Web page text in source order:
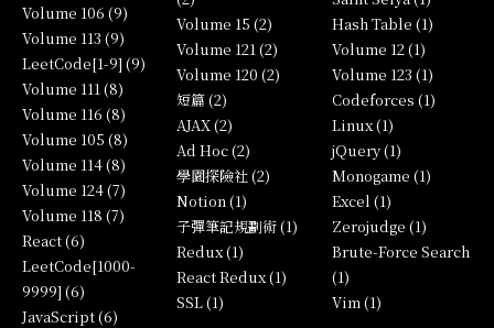
Volume 106 (9)
Volume 113 (9)
LeetCode[1-9] (9)
Volume 111 (8)
Volume 116 (8)
Volume 105 (8)
Volume 114 (8)
Volume 124 (7)
Volume 118 (7)
React (6)
LeetCode[1000-
9999] (6)
JavaScript (6)
Volume 15 (2)
Volume 121 (2)
Volume 120 (2)
短篇 (2)
AJAX (2)
Ad Hoc (2)
學園探險社 (2)
Notion (1)
子彈筆記規劃術 (1)
Redux (1)
React Redux (1)
SSL (1)
Hash Table (1)
Volume 12 (1)
Volume 123 (1)
Codeforces (1)
Linux (1)
jQuery (1)
Monogame (1)
Excel (1)
Zerojudge (1)
Brute-Force Search
(1)
Vim (1)